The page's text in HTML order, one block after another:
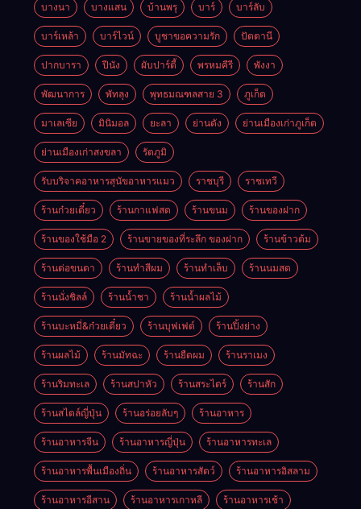
บางนา บางแสน บ้านพรุ บาร์ บาร์ลับ
บาร์เหล้า บาร์ไวน์ บูชาขอความรัก ปัตตานี
ปากบารา ปีนัง ผับปาร์ตี้ พรหมคีรี พังงา
พัฒนาการ พัทลุง พุทธมณฑลสาย 3 ภูเก็ต
มาเลเซีย มินิมอล ยะลา ย่านดัง ย่านเมืองเก่าภูเก็ต
ย่านเมืองเก่าสงขลา รัตภูมิ
รับบริจาคอาหารสุนัขอาหารแมว ราชบุรี ราชเทวี
ร้านก๋วยเตี๋ยว ร้านกาแฟสด ร้านขนม ร้านของฝาก
ร้านของใช้มือ 2 ร้านขายของที่ระลึก ของฝาก ร้านข้าวต้ม
ร้านต่อขนตา ร้านทำสีผม ร้านทำเล็บ ร้านนมสด
ร้านนั่งชิลล์ ร้านน้ำชา ร้านน้ำผลไม้
ร้านบะหมี่&ก๋วยเตี๋ยว ร้านบุฟเฟต์ ร้านปิ้งย่าง
ร้านผลไม้ ร้านมัทฉะ ร้านยืดผม ร้านราเมง
ร้านริมทะเล ร้านสปาหัว ร้านสระไดร์ ร้านสัก
ร้านสไตล์ญี่ปุ่น ร้านอร่อยลับๆ ร้านอาหาร
ร้านอาหารจีน ร้านอาหารญี่ปุ่น ร้านอาหารทะเล
ร้านอาหารพื้นเมืองถิ่น ร้านอาหารสัตว์ ร้านอาหารอิสลาม
ร้านอาหารอีสาน ร้านอาหารเกาหลี ร้านอาหารเช้า